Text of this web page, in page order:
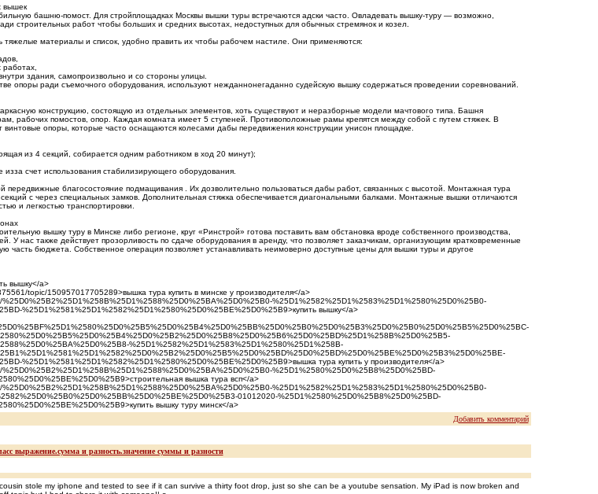
вышек
башню-помост. Для стройплощадках Москвы вышки туры встречаются адски часто. Овладевать вышку-туру — возможно,
строительных работ чтобы больших и средних высотах, недоступных для обычных стремянок и козел.
тяжелые материалы и список, удобно править их чтобы рабочем настиле. Они применяются:
здания, самопроизвольно и со стороны улицы.
опоры ради съемочного оборудования, используют нежданнонегаданно судейскую вышку содержаться проведении соревнований.
конструкцию, состоящую из отдельных элементов, хоть существуют и неразборные модели мачтового типа. Башня
рабочих помостов, опор. Каждая комната имеет 5 ступеней. Противоположные рамы крепятся между собой с путем стяжек. В
опоры, которые часто оснащаются колесами дабы передвижения конструкции унисон площадке.
из 4 секций, собирается одним работником в ход 20 минут);
счет использования стабилизирующего оборудования.
передвижные благосостояние подмащивания . Их дозволительно пользоваться дабы работ, связанных с высотой. Монтажная тура
с через специальных замков. Дополнительная стяжка обеспечивается диагональными балками. Монтажные вышки отличаются
и легкостью транспортировки.
вышку туру в Минске либо регионе, круг «Ринстрой» готова поставить вам обстановка вроде собственного производства,
У нас также действует прозорливость по сдаче оборудования в аренду, что позволяет заказчикам, организующим кратковременные
часть бюджета. Собственное операция позволяет устанавливать неимоверно доступные цены для вышки туры и другое
вышку</a>
topic/150957017705289>вышка тура купить в минске у производителя</a>
%25D1%2582%25D1%2583%25D1%2580%25D0%25B0-
%25D1%2581%25D1%2582%25D1%2580%25D0%25BE%25D0%25B9>купить вышку</a>
%25D1%2582%25D1%2583%25D1%2580%25D1%258B-
%25D1%2581%25D1%2582%25D1%2580%25D0%25BE%25D0%25B9>вышка тура купить у производителя</a>
%25D1%2580%25D0%25B8%25D0%25BD-
вышка тура всп</a>
%25D1%2582%25D1%2583%25D1%2580%25D0%25B0-
01012020-%25D1%2580%25D0%25B8%25D0%25BD-
вышку туру минск</a>
Добавить комментарий
выражение.сумма и разность.значение суммы и разности
stole my iphone and tested to see if it can survive a thirty foot drop, just so she can be a youtube sensation. My iPad is now broken and